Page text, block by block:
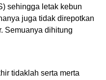
sehingga letak kebun
juga tidak direpotkan
Semuanya dihitung
tidaklah serta merta